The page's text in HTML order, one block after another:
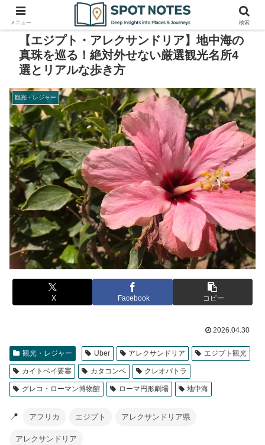
【エジプト・アレクサンドリア】地中海の
真珠を巡る！絶対外せない厳選観光名所4
選とリアルな歩き方
観光・レジャー
X Facebook コピー
2026.04.30
観光・レジャー Uber アレクサンドリア エジプト観光
カイトベイ要塞 カタコンベ クレオパトラ
グレコ・ローマン博物館 ローマ円形劇場 地中海
📍 アフリカ エジプト アレクサンドリア県
アレクサンドリア
メニュー 検索